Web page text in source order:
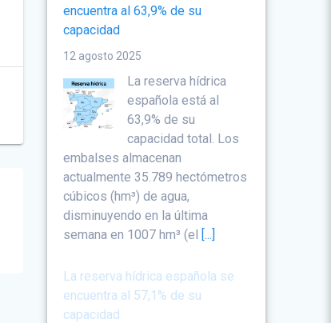
encuentra al 63,9% de su
capacidad
12 agosto 2025
La reserva hídrica
española está al
63,9% de su
capacidad total. Los
embalses almacenan
actualmente 35.789 hectómetros
cúbicos (hm³) de agua,
disminuyendo en la última
semana en 1007 hm³ (el [...]
La reserva hídrica española se
encuentra al 57,1% de su
capacidad